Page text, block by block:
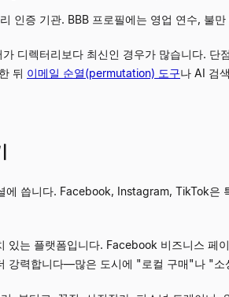
인증 기관. BBB 프로필에는 영업 연수, 불
디렉터리보다 최신인 경우가 많습니다. 단
뒤 이메일 순열(permutation) 도구나 AI 검
에 씁니다. Facebook, Instagram, TikTok
있는 플랫폼입니다. Facebook 비즈니스
강력합니다—많은 도시에 "로컬 구매"나 "소